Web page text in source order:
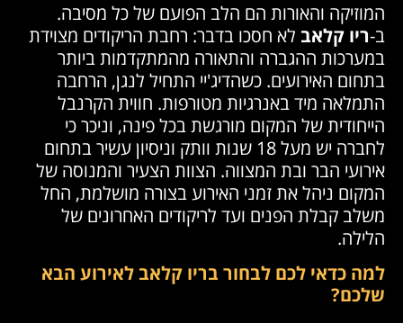
המוזיקה והאורות הם הלב הפועם של כל מסיבה.
ב-ריו קלאב לא חסכו בדבר: רחבת הריקודים מצוידת
במערכות ההגברה והתאורה מהמתקדמות ביותר
בתחום האירועים. כשהדיג'יי התחיל לנגן, הרחבה
התמלאה מיד באנרגיות מטורפות. חווית הקרנבל
הייחודית של המקום מורגשת בכל פינה, וניכר כי
לחברה יש מעל 18 שנות וותק וניסיון עשיר בתחום
אירועי הבר ובת המצווה. הצוות הצעיר והמנוסה של
המקום ניהל את זמני האירוע בצורה מושלמת, החל
משלב קבלת הפנים ועד לריקודים האחרונים של
הלילה.
למה כדאי לכם לבחור בריו קלאב לאירוע הבא
שלכם?